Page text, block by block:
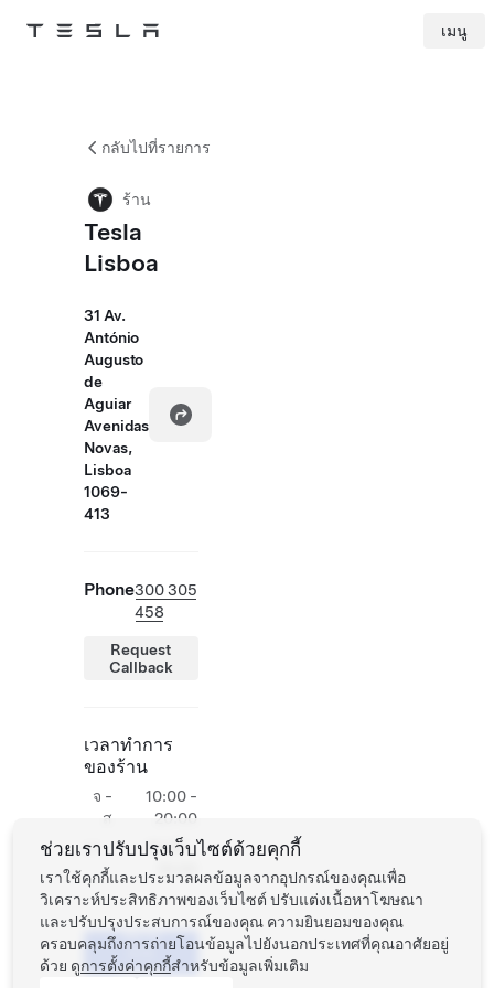
Tesla เมนู
กลับไปที่รายการ
ร้าน
Tesla
Lisboa
31 Av.
António
Augusto
de
Aguiar
Avenidas
Novas,
Lisboa
1069-
413
Phone300 305
458
Request
Callback
เวลาทำการ
ของร้าน
จ -
ส
10:00 -
20:00
อา
10:00 -
นัด
หมาย
การ
ทดลอง
ช่วยเราปรับปรุงเว็บไซต์ด้วยคุกกี้
เราใช้คุกกี้และประมวลผลข้อมูลจากอุปกรณ์ของคุณเพื่อ
วิเคราะห์ประสิทธิภาพของเว็บไซต์ ปรับแต่งเนื้อหาโฆษณา
และปรับปรุงประสบการณ์ของคุณ ความยินยอมของคุณ
ครอบคลุมถึงการถ่ายโอนข้อมูลไปยังนอกประเทศที่คุณอาศัยอยู่
ด้วย ดูการตั้งค่าคุกกี้สำหรับข้อมูลเพิ่มเติม